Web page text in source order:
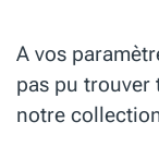
A vos
pas pu trouver
notre